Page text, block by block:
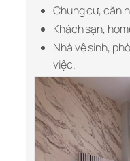
Chung cư, căn
Khách sạn,
Nhà vệ sinh,
việc.